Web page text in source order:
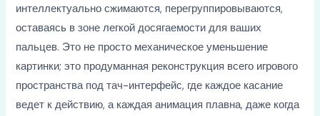
интеллектуально сжимаются, перегруппировываются,
оставаясь в зоне легкой досягаемости для ваших
пальцев. Это не просто механическое уменьшение
картинки; это продуманная реконструкция всего игрового
пространства под тач-интерфейс, где каждое касание
ведет к действию, а каждая анимация плавна, даже когда